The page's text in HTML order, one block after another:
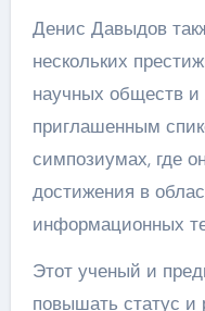
Денис Давыдов
нескольких
научных обществ и
приглашенным
симпозиумах, где
достижения в
информационных
Этот ученый и
повышать статус и